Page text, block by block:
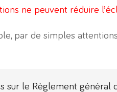
ne peuvent réduire
par de simples
sur le Règlement général